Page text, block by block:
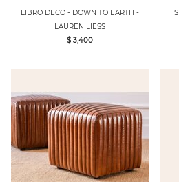
LIBRO DECO - DOWN TO EARTH -
LAUREN LIESS
$ 3,400